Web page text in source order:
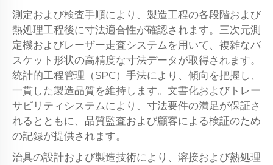
測定および検査手順により、製造工程の各段階および
熱処理工程後に寸法適合性が確認されます。三次元測
定機およびレーザー走査システムを用いて、複雑なバ
スケット形状の高精度な寸法データが取得されます。
統計的工程管理（SPC）手法により、傾向を把握し、
一貫した製造品質を維持します。文書化およびトレー
サビリティシステムにより、寸法要件の満足が保証さ
れるとともに、品質監査および顧客による検証のため
の記録が提供されます。
治具の設計および製造技術により、溶接および熱処理